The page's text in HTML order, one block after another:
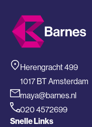
Herengracht 499
1017 BT Amsterdam
maya@barnes.nl
020 4572699
Snelle Links